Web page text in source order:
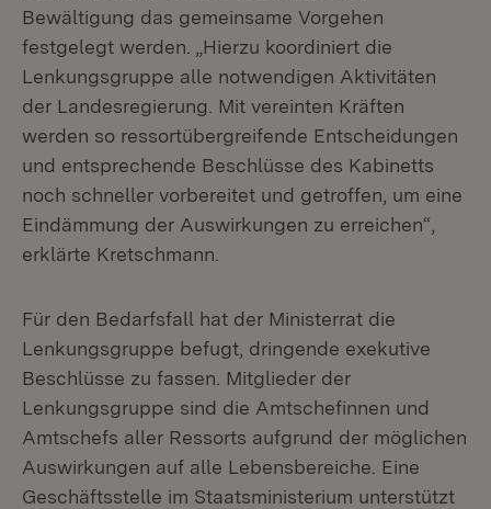
Bewältigung das gemeinsame Vorgehen
festgelegt werden. „Hierzu koordiniert die
Lenkungsgruppe alle notwendigen Aktivitäten
der Landesregierung. Mit vereinten Kräften
werden so ressortübergreifende Entscheidungen
und entsprechende Beschlüsse des Kabinetts
noch schneller vorbereitet und getroffen, um eine
Eindämmung der Auswirkungen zu erreichen“,
erklärte Kretschmann.
Für den Bedarfsfall hat der Ministerrat die
Lenkungsgruppe befugt, dringende exekutive
Beschlüsse zu fassen. Mitglieder der
Lenkungsgruppe sind die Amtschefinnen und
Amtschefs aller Ressorts aufgrund der möglichen
Auswirkungen auf alle Lebensbereiche. Eine
Geschäftsstelle im Staatsministerium unterstützt